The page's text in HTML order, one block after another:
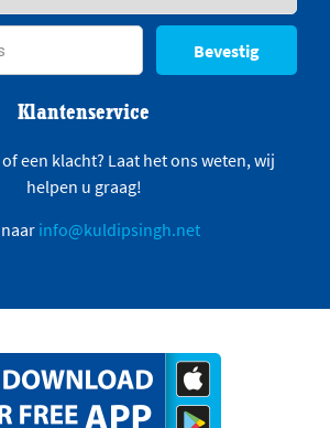
Bevestig
Klantenservice
een klacht? Laat het ons weten, wij
helpen u graag!
info@kuldipsingh.net